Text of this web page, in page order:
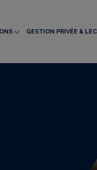
GESTION PRIVÉE &